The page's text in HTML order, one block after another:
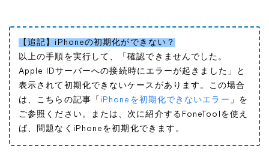
【追記】iPhoneの初期化ができない？
以上の手順を実行して、「確認できませんでした。
Apple IDサーバーへの接続時にエラーが起きました」と
表示されて初期化できないケースがあります。この場合
は、こちらの記事「 iPhoneを初期化できないエラー 」を
ご参照ください。または、次に紹介するFoneToolを使え
ば、問題なくiPhoneを初期化できます。